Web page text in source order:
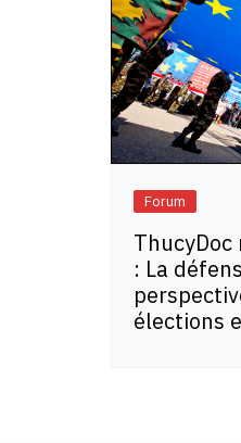
Forum
ThucyDoc
: La
élections